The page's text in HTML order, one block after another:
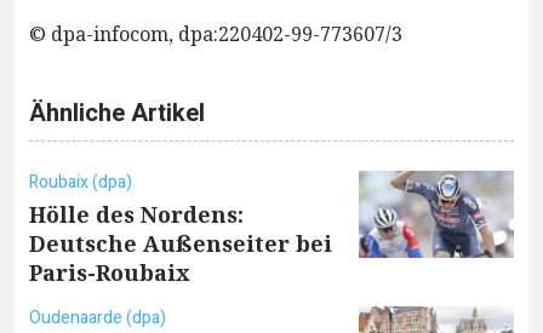
© dpa-infocom, dpa:220402-99-773607/3
Ähnliche Artikel
Roubaix (dpa)
Hölle des Nordens:
Deutsche Außenseiter bei
Paris-Roubaix
Oudenaarde (dpa)